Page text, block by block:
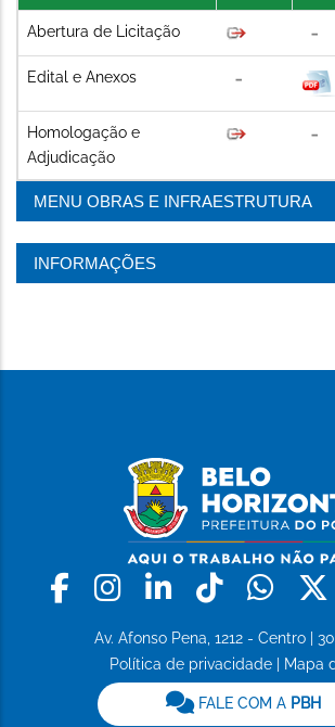
Abertura de Licitação
Edital e Anexos
Homologação e
Adjudicação
MENU OBRAS E INFRAESTRUTURA
INFORMAÇÕES
Facebook
Instagram
LinkedinTiktok
Av. Afonso Pena, 1212 - Centro |
Política de privacidade
Mapa
FALE COM A PBH